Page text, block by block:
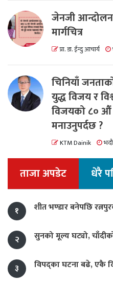
जेनजी
मार्गचित्र
प्रा. डा. ईन्दु आचार्य
चिनियाँ
युद्ध विजय र
विजयको ८० औं
मनाउनुपर्दछ ?
KTM Dainik
ताजा अपडेट धेरै
१ शीत भण्डार बनेपछि
२ सुनको मूल्य घट्यो,
३ विपद्का घटना बढे, एकै